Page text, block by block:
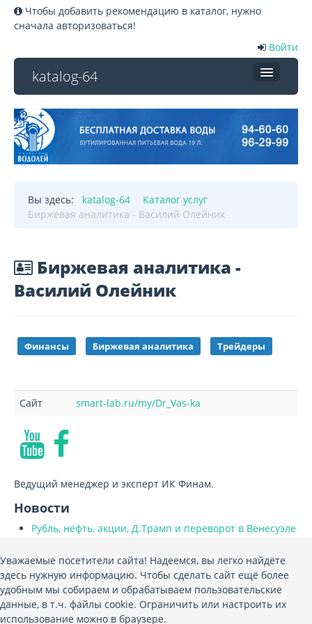
Чтобы добавить рекомендацию в каталог, нужно
сначала авторизоваться!
Войти
katalog-64
Каталог услуг
Новости
Новости участников
Справка
Вы здесь: katalog-64
Каталог услуг
Биржевая аналитика - Василий Олейник
Биржевая аналитика -
Василий Олейник
Финансы Биржевая аналитика Трейдеры
Сайт smart-lab.ru/my/Dr_Vas-ka
Ведущий менеджер и эксперт ИК Финам.
Новости
Рубль, нефть, акции, Д.Трамп и переворот в Венесуэле
JComments
Уважаемые посетители сайта! Надеемся, вы легко найдёте
здесь нужную информацию. Чтобы сделать сайт ещё более
удобным мы собираем и обрабатываем пользовательские
данные, в т.ч. файлы cookie. Ограничить или настроить их
использование можно в браузере.